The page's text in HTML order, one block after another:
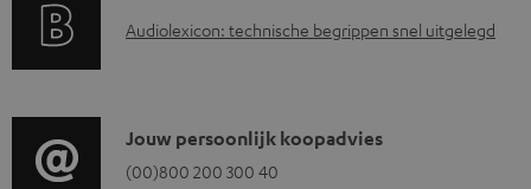
m
t
n
r
n
e
i
A
i
o
Audiolexicon: technische begrippen snel uitgelegd
C
o
Jouw persoonlijk koopadvies
(00)800 200 300 40